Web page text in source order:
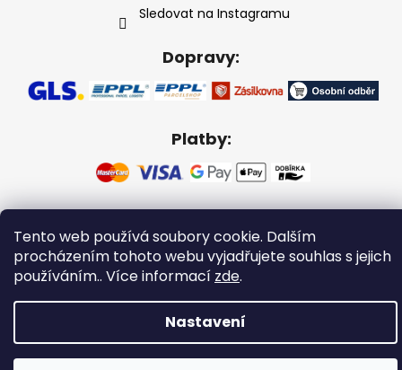
Tento web používá soubory cookie. Dalším
procházením tohoto webu vyjadřujete souhlas s jejich
používáním.. Více informací zde.
Nastavení
Sledovat na Instagramu
Dopravy:
Platby:
Vytvořil Shoptet
Copyright 2026Gabikacopánky. Všechna práva
vyhrazena.